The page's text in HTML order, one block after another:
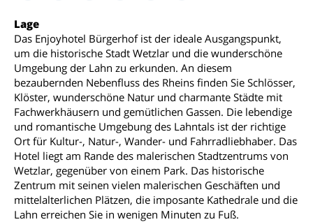
Lage
Das Enjoyhotel Bürgerhof ist der ideale Ausgangspunkt,
um die historische Stadt Wetzlar und die wunderschöne
Umgebung der Lahn zu erkunden. An diesem
bezaubernden Nebenfluss des Rheins finden Sie Schlösser,
Klöster, wunderschöne Natur und charmante Städte mit
Fachwerkhäusern und gemütlichen Gassen. Die lebendige
und romantische Umgebung des Lahntals ist der richtige
Ort für Kultur-, Natur-, Wander- und Fahrradliebhaber. Das
Hotel liegt am Rande des malerischen Stadtzentrums von
Wetzlar, gegenüber von einem Park. Das historische
Zentrum mit seinen vielen malerischen Geschäften und
mittelalterlichen Plätzen, die imposante Kathedrale und die
Lahn erreichen Sie in wenigen Minuten zu Fuß.